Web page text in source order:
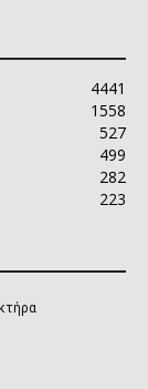
4441
1558
527
499
282
223